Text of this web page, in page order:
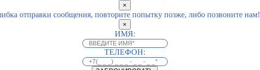
×
отправки сообщения, повторите попытку позже, либо позвоните нам!
×
ИМЯ:
ТЕЛЕФОН: